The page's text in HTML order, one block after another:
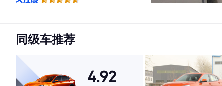
·空间表现一般，低于54%同级车
同级车推荐
4.92